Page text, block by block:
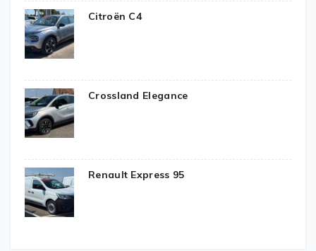
Citroën C4
Crossland Elegance
Renault Express 95